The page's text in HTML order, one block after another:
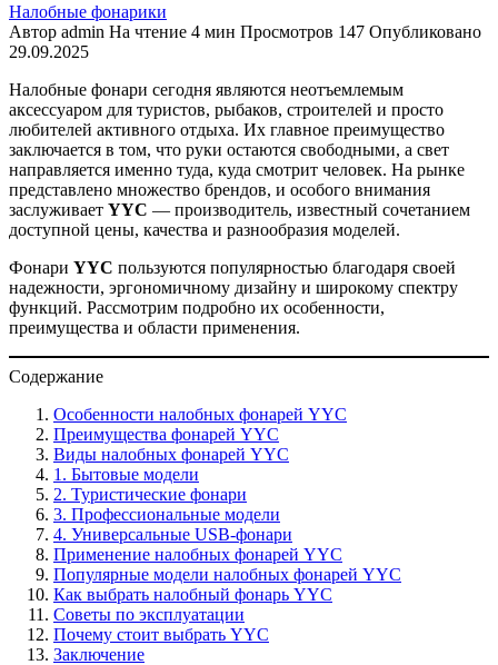
Налобные фонарики
Автор admin На чтение 4 мин Просмотров 147 Опубликовано
29.09.2025
Налобные фонари сегодня являются неотъемлемым
аксессуаром для туристов, рыбаков, строителей и просто
любителей активного отдыха. Их главное преимущество
заключается в том, что руки остаются свободными, а свет
направляется именно туда, куда смотрит человек. На рынке
представлено множество брендов, и особого внимания
заслуживает YYC — производитель, известный сочетанием
доступной цены, качества и разнообразия моделей.
Фонари YYC пользуются популярностью благодаря своей
надежности, эргономичному дизайну и широкому спектру
функций. Рассмотрим подробно их особенности,
преимущества и области применения.
Содержание
Особенности налобных фонарей YYC
Преимущества фонарей YYC
Виды налобных фонарей YYC
1. Бытовые модели
2. Туристические фонари
3. Профессиональные модели
4. Универсальные USB-фонари
Применение налобных фонарей YYC
Популярные модели налобных фонарей YYC
Как выбрать налобный фонарь YYC
Советы по эксплуатации
Почему стоит выбрать YYC
Заключение